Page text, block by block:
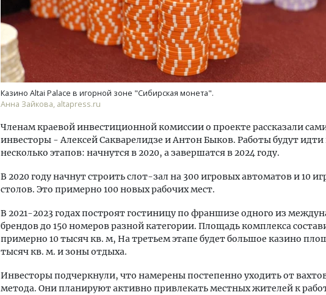
Казино Altai Palace в игорной зоне "Сибирская монета".
Анна Зайкова, altapress.ru
Членам краевой инвестиционной комиссии о проекте рассказали
инвесторы - Алексей Сакварелидзе и Антон Быков. Работы будут идти
несколько этапов: начнутся в 2020, а завершатся в 2024 году.
В 2020 году начнут строить слот-зал на 300 игровых автоматов и 10
столов. Это примерно 100 новых рабочих мест.
В 2021-2023 годах построят гостиницу по франшизе одного из
брендов до 150 номеров разной категории. Площадь комплекса
примерно 10 тысяч кв. м, На третьем этапе будет большое казино
тысяч кв. м. и зоны отдыха.
Инвесторы подчеркнули, что намерены постепенно уходить от
метода. Они планируют активно привлекать местных жителей к
Смелость архитектурных идей.
Генеральный директор компании
ЗИАС — об эстетике городов,
трендах в фасадах и развитии рынка
СТРОИТЕЛЬСТВО
Ищем новые берега.
«Жилищной инициативы»
Гатилов — о том, как
оставаться на плаву,
штормит